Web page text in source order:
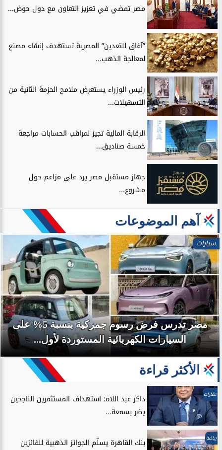
مصر تمضي في تعزيز التعاون مع دول حوض...
”آفاق للتعدين” المصرية تستهدف إنشاء مصنع
لمعالجة الذهب...
رئيس الوزراء يستعرض ملامح الحزمة الثانية من
التسهيلات...
الرقابة المالية تجيز لمراقب الحسابات مراجعة
خمسة صناديق...
جهاز مستقبل مصر يرد على مزاعم حول
مشروع...
آهم الموضوعات
سيارات
مصر تدرس فرض رسوم جمركية بنسبة 5% على
السيارات الكهربائية المستوردة لأول...
الأكثر قراءة
عقارات
داكر عبد اللاه: استهداف المستثمرين الناجحين
يضر بسمعة...
رياضة
بنك القاهرة يسلّم الجوائز الذهبية للفائزين